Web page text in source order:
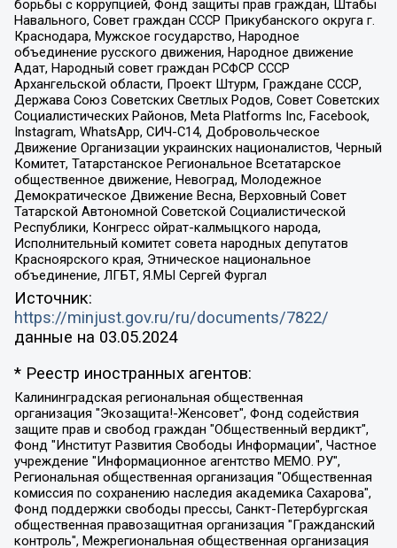
борьбы с коррупцией, Фонд защиты прав граждан, Штабы
Навального, Совет граждан СССР Прикубанского округа г.
Краснодара, Мужское государство, Народное
объединение русского движения, Народное движение
Адат, Народный совет граждан РСФСР СССР
Архангельской области, Проект Штурм, Граждане СССР,
Держава Союз Советских Светлых Родов, Совет Советских
Социалистических Районов, Meta Platforms Inc, Facebook,
Instagram, WhatsApp, СИЧ-С14, Добровольческое
Движение Организации украинских националистов, Черный
Комитет, Татарстанское Региональное Всетатарское
общественное движение, Невоград, Молодежное
Демократическое Движение Весна, Верховный Совет
Татарской Автономной Советской Социалистической
Республики, Конгресс ойрат-калмыцкого народа,
Исполнительный комитет совета народных депутатов
Красноярского края, Этническое национальное
объединение, ЛГБТ, Я.МЫ Сергей Фургал
Источник:
https://minjust.gov.ru/ru/documents/7822/
данные на 03.05.2024
* Реестр иностранных агентов:
Калининградская региональная общественная организация "Экозащита!-Женсовет", Фонд содействия защите прав и свобод граждан "Общественный вердикт", Фонд "Институт Развития Свободы Информации", Частное учреждение "Информационное агентство МЕМО. РУ", Региональная общественная организация "Общественная комиссия по сохранению наследия академика Сахарова", Фонд поддержки свободы прессы, Санкт-Петербургская общественная правозащитная организация "Гражданский контроль", Межрегиональная общественная организация "Информационно-просветительский центр "Мемориал", Региональный Фонд "Центр Защиты Прав Средств Массовой Информации", с 05.12.2023 Фонд "Центр Защиты Прав Средств массовой информации", Региональная общественная благотворительная организация помощи беженцам и мигрантам "Гражданское содействие", Негосударственное образовательное учреждение дополнительного профессионального образования (повышение квалификации) специалистов "АКАДЕМИЯ ПО ПРАВАМ ЧЕЛОВЕКА", Свердловская региональная общественная организация "Сутяжник", Автономная некоммерческая организация "Центр независимых социологических исследований", Союз общественных объединений "Российский исследовательский центр по правам человека", Региональное общественное учреждение научно-информационный центр "МЕМОРИАЛ", Некоммерческая организация "Фонд защиты гласности", Автономная некоммерческая организация "Институт прав человека", Городская общественная организация "Екатеринбургское общество "МЕМОРИАЛ", Городская общественная организация "Рязанское историко-просветительское и правозащитное общество "Мемориал" (Рязанский Мемориал), Челябинский региональный орган общественной самодеятельности – женское общественное объединение "Женщины Евразии", Челябинский региональный орган общественной самодеятельности "Уральская правозащитная группа", Фонд содействия защите здоровья и социальной справедливости имени Андрея Рылькова, Автономная Некоммерческая Организация "Аналитический Центр Юрия Левады", Автономная некоммерческая организация социальной поддержки населения "Проект Апрель", Региональная общественная организация помощи женщинам и детям, находящимся в кризисной ситуации "Информационно-методический центр "Анна", Фонд содействия развитию массовых коммуникаций и правовому просвещению "Так-так-Так", Фонд содействия устойчивому развитию "Серебряная тайга", Свердловский региональный общественный фонд социальных проектов "Новое время", "Idel.Реалии", Кавказ.Реалии, Крым.Реалии, Телеканал Настоящее Время, Татаро-башкирская служба Радио Свобода (Azatliq Radiosi), Радио Свободная Европа/Радио Свобода (PCE/PC), "Сибирь.Реалии", "Фактограф", Благотворительный фонд помощи осужденным и их семьям, Автономная некоммерческая организация "Институт глобализации и социальных движений", Фонд "В защиту прав заключенных", Частное учреждение "Центр поддержки и содействия развитию средств массовой информации", Пензенский региональный общественный благотворительный фонд "Гражданский союз", "Север.Реалии", Некоммерческая организация Фонд "Правовая инициатива", Общество с ограниченной ответственностью "Радио Свободная Европа/Радио Свобода", Чешское информационное агентство "MEDIUM-ORIENT", Красноярская региональная общественная организация "Мы против СПИДа", Камалягин Денис Николаевич, Маркелов Сергей Евгеньевич, Пономарев Лев Александрович, Савицкая Людмила Алексеевна, Автономная некоммерческая организация "Центр по работе с проблемой насилия "НАСИЛИЮ.НЕТ", Межрегиональный профессиональный союз работников здравоохранения "Альянс врачей", Юридическое лицо, зарегистрированное в Латвийской Республике, SIA "Medusa Project" (регистрационный номер 40103797863, дата регистрации 10.06.2014), Некоммерческая организация "Фонд по борьбе с коррупцией", Автономная некоммерческая организация "Институт права и публичной политики", Баданин Роман Сергеевич, Гликин Максим Александрович, Железнова Мария Михайловна, Лукьянова Юлия Сергеевна, Маетная Елизавета Витальевна, Маняхин Петр Борисович, Чуракова Ольга Владимировна, Ярош Юлия Петровна, Юридическое лицо "The Insider SIA", зарегистрированное в Риге, Латвийская Республика (дата регистрации 26.06.2015), являющееся администратором доменного имени интернет-издания "The Insider SIA", https://theins.ru, Постернак Алексей Евгеньевич, Рубин Михаил Аркадьевич, Анин Роман Александрович, Юридическое лицо Istories fonds, зарегистрированное в Латвийской Республике (регистрационный номер 50008295751, дата регистрации 24.02.2020), Великовский Дмитрий Александрович, Долинина Ирина Николаевна, Мароховская Алеся Алексеевна, Шлейнов Роман Юрьевич, Шмагун Олеся Валентиновна, Общество с ограниченной ответственностью "Альтаир 2021", Общество с ограниченной ответственностью "Вега 2021", Общество с ограниченной ответственностью "Главный редактор 2021", Общество с ограниченной ответственностью "Ромашки монолит", Важенков Артем Валерьевич, Ивановская областная общественная организация "Центр гендерных исследований", Гурман Юрий Альбертович, Медиапроект "ОВД-Инфо", Егоров Владимир Владимирович, Жилинский Владимир Александрович, Общество с ограниченной ответственностью "ЗП", Иванова София Юрьевна, Карезина Инна Павловна, Кильтау Екатерина Викторовна, Петров Алексей Викторович, Пискунов Сергей Евгеньевич, Смирнов Сергей Сергеевич, Тихонов Михаил Сергеевич, Общество с ограниченной ответственностью "ЖУРНАЛИСТ-ИНОСТРАННЫЙ АГЕНТ", Арапова Галина Юрьевна, Вольтская Татьяна Анатольевна, Американская компания "Mason G.E.S. Anonymous Foundation" (США), являющаяся владельцем интернет-издания https://mnews.world/, Компания "Stichting Bellingcat", зарегистрированная в Нидерландах (дата регистрации 11.07.2018), Захаров Андрей Вячеславович, Клепиковская Екатерина Дмитриевна, Общество с ограниченной ответственностью "МЕМО", Перл Роман Александрович, Симонов Евгений Алексеевич, Соловьева Елена Анатольевна, Сотников Даниил Владимирович, Сурначева Елизавета Дмитриевна, Автономная некоммерческая организация по защите прав человека и информированию населения "Якутия – Наше Мнение", Общество с ограниченной ответственностью "Москоу диджитал медиа", с 26.01.2023 Общество с ограниченной ответственностью "Чайка Белые сады", Ветошкина Валерия Валерьевна, Заговора Максим Александрович, Межрегиональное общественное движение "Российская ЛГБТ - сеть", Оленичев Максим Владимирович, Павлов Иван Юрьевич, Скворцова Елена Сергеевна, Общество с ограниченной ответственностью "Как бы инагент", Кочетков Игорь Викторович, Общество с ограниченной ответственностью "Честные выборы", Еланчик Олег Александрович, Общество с ограниченной ответственностью "Нобелевский призыв", Гималова Регина Эмилевна, Григорьев Андрей Валерьевич, Григорьева Алина Александровна, Ассоциация по содействию защите прав призывников, альтернативнослужащих и военнослужащих "Правозащитная группа "Гражданин.Армия.Право", Хисамова Регина Фаритовна, Автономная некоммерческая организация по реализации социально-правовых программ "Лилит", Дальневосточное общественное движение "Маяк", Санкт-Петербургская ЛГБТ-инициативная группа "Выход", Инициативная группа ЛГБТ+ "Реверс", Алексеев Андрей Викторович, Бекбулатова Таисия Львовна, Беляев Иван Михайлович, Владыкина Елена Сергеевна, Гельман Марат Александрович, Никульшина Вероника Юрьевна, Толоконникова Надежда Андреевна, Шендерович Виктор Анатольевич, Общество с ограниченной ответственностью "Данное сообщение", Общество с ограниченной ответственностью Издательский дом "Новая глава", Айнбиндер Александра Александровна, Московский комьюнити-центр для ЛГБТ+инициатив, Благотворительный фонд развития филантропии, Deutsche Welle (Германия, Kurt-Schumacher-Strasse 3, 53113 Bonn), Борзунова Мария Михайловна, Воробьев Виктор Викторович, Голубева Анна Львовна, Константинова Алла Михайловна, Малкова Ирина Владимировна, Мурадов Мурад Абдулгалимович, Осетинская Елизавета Николаевна, Понасенков Евгений Николаевич, Ганапольский Матвей Юрьевич, Киселев Евгений Алексеевич, Борухович Ирина Григорьевна, Дремин Иван Тимофеевич, Дубровский Дмитрий Викторович, Красноярская региональная общественная организация поддержки и развития альтернативных образовательных технологий и межкультурных коммуникаций "ИНТЕРРА", Маяковская Екатерина Алексеевна, Фейгин Марк Захарович, Филимонов Андрей Викторович, Дзугкоева Регина Николаевна, Доброхотов Роман Александрович, Дудь Юрий Александрович, Елкин Сергей Владимирович, Кругликов Кирилл Игоревич, Сабунаева Мария Леонидовна, Семенов Алексей Владимирович, Шаинян Карен Багратович, Шульман Екатерина Михайловна, Асафьев Артур Валерьевич, Вахштайн Виктор Семенович, Венедиктов Алексей Алексеевич, Лушникова Екатерина Евгеньевна, Волков Леонид Михайлович, Невзоров Александр Глебович, Пархоменко Сергей Борисович, Сироткин Ярослав Николаевич, Кара-Мурза Владимир Владимирович, Баранова Наталья Владимировна, Гозман Леонид Яковлевич, Кагарлицкий Борис Юльевич, Климарев Михаил Валерьевич, Милов Владимир Станиславович, Автономная некоммерческая организация Краснодарский центр современного искусства "Типография", Моргенштерн Алишер Тагирович, Соболь Любовь Эдуардовна, Общество с ограниченной ответственностью "ЛИЗА НОРМ", Каспаров Гарри Кимович, Ходорковский Михаил Борисович, Общество с ограниченной ответственностью "Апрельские тезисы", Данилович Ирина Брониславовна, Кашин Олег Владимирович, Петров Николай Владимирович, Пивоваров Алексей Владимирович, Соколов Михаил Владимирович, Цветкова Юлия Владимировна, Чичваркин Евгений Александрович, Комитет против пыток/Команда против пыток, Общество с ограниченной ответственностью "Первый научный", Общество с ограниченной ответственностью "Вертолет и ко", Белоцерковская Вероника Борисовна, Кац Максим Евгеньевич, Лазарева Татьяна Юрьевна, Шаведдинов Руслан Табризович, Яшин Илья Валерьевич, Общество с ограниченной ответственностью "Иноагент ААВ", Алешковский Дмитрий Петрович, Альбац Евгения Марковна, Быков Дмитрий Львович, Галямина Юлия Евгеньевна, Лойко Сергей Леонидович, Мартынов Кирилл Константинович, Медведев Сергей Александрович, Крашенинников Федор Геннадиевич, Гордеева Катерина Вл